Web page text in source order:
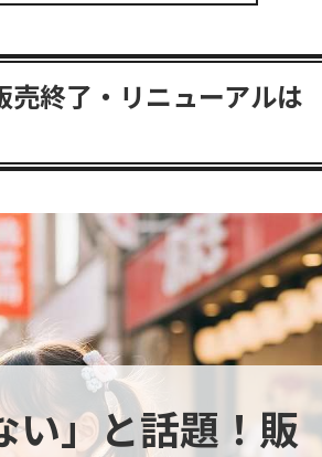
終了・リニューアルは
い」と話題！販